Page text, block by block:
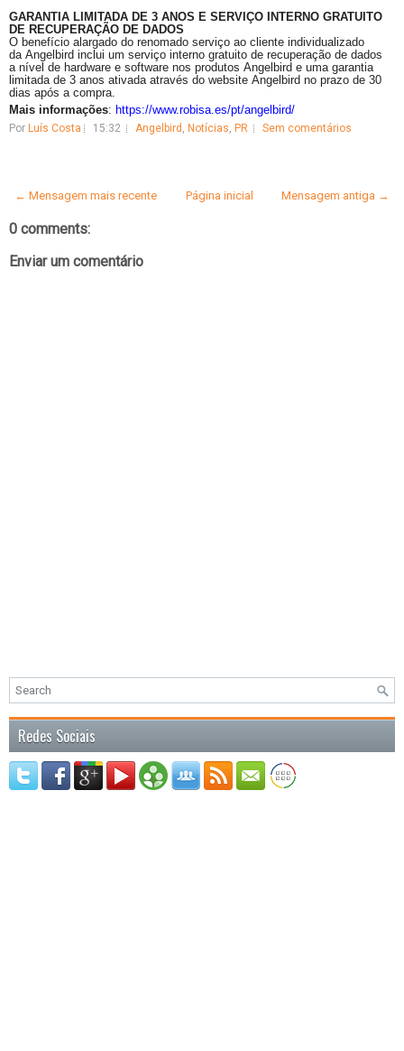
GARANTIA LIMITADA DE 3 ANOS E SERVIÇO INTERNO GRATUITO
DE RECUPERAÇÃO DE DADOS
O benefício alargado do renomado serviço ao cliente individualizado
da Angelbird inclui um serviço interno gratuito de recuperação de dados
a nível de hardware e software nos produtos Angelbird e uma garantia
limitada de 3 anos ativada através do website Angelbird no prazo de 30
dias após a compra.
Mais informações: https://www.robisa.es/pt/angelbird/
Por Luís Costa 15:32 Angelbird , Notícias, PR Sem comentários
← Mensagem mais recente Mensagem antiga →
Página inicial
0 comments:
Enviar um comentário
Redes Sociais